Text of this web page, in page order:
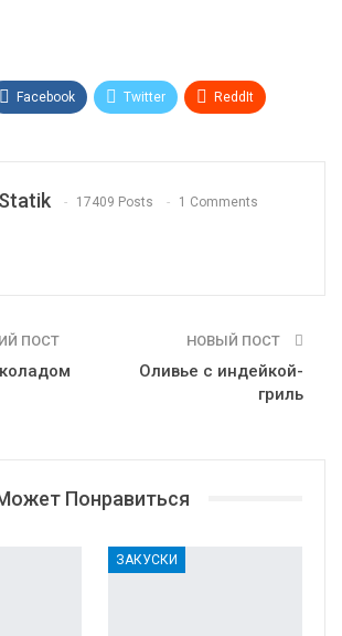
Facebook Twitter ReddIt
Statik 17409 Posts 1 Comments
ПОСТ НОВЫЙ ПОСТ
Оливье с индейкой-
гриль
Понравиться
ЗАКУСКИ